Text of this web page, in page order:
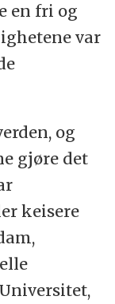
en fri og
var
og
gjøre det
keisere